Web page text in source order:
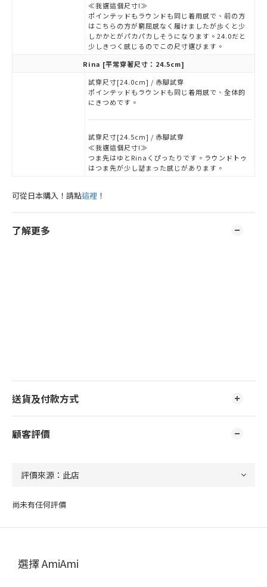
≪我選這個尺寸!≫
ポインテッドもラウンドも同じ着用感で、前の方
はこちらの方が窮屈感なく履けましたが歩くと少
しかかとがパカパカしそうになります。24.0だと
少しきつく感じるのでこの尺寸選びます。
Rina [平常穿著尺寸：24.5cm]
試穿尺寸[24.0cm] / 赤腳試穿
ポインテッドもラウンドも同じ着用感で、全体的
にきつめです。
試穿尺寸[24.5cm] / 赤腳試穿
≪我選這個尺寸!≫
つま先はゆとRinaくぴったりです。ラウンドトゥ
はつま先が少し詰まった感じがあります。
可從日本購入！請點這裡 ！
了解更多
送貨及付款方式
顧客評價
尚未有任何評價
選擇 AmiAmi